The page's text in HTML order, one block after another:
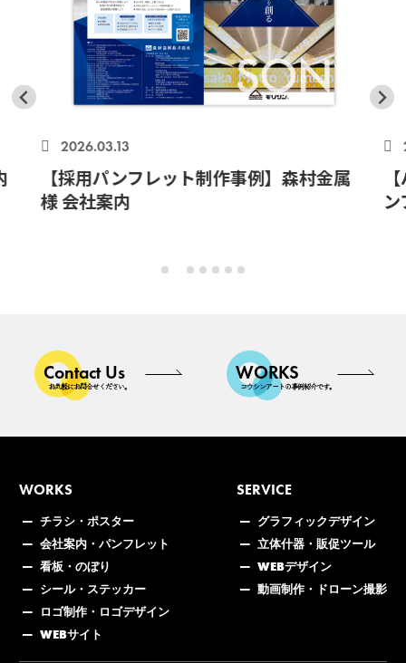
制作事例】森村金属
【パンフレットデザイン
Contact Us
お気軽にお問合せください。
WORKS
コウシンアートの事例紹介です。
WORKS
チラシ・ポスター
会社案内・パンフレット
看板・のぼり
シール・ステッカー
ロゴ制作・ロゴデザイン
WEBサイト
SERVICE
グラフィックデザイン
立体什器・販促ツール
WEBデザイン
動画制作・ドローン撮影